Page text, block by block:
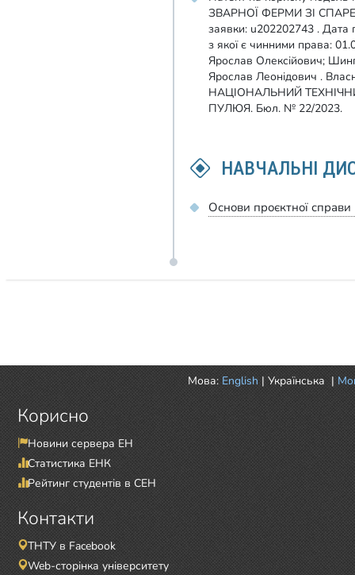
ЗВАРНОЇ ФЕРМИ ЗІ
заявки: u202202743 . Дата
з якої є чинними права:
Ярослав Олексійович;
Ярослав Леонідович .
НАЦІОНАЛЬНИЙ
ПУЛЮЯ. Бюл. № 22/2023.
НАВЧАЛЬНІ
Основи проєктної справи
Мова: English | Українська |
Корисно
Новини сервера ЕН
Статистика ЕНК
Рейтинг студентів в СЕН
Контакти
ТНТУ в Facebook
Web-сторінка університету